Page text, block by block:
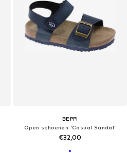
BEPPI
Open schoenen 'Casual Sandal'
€32,00